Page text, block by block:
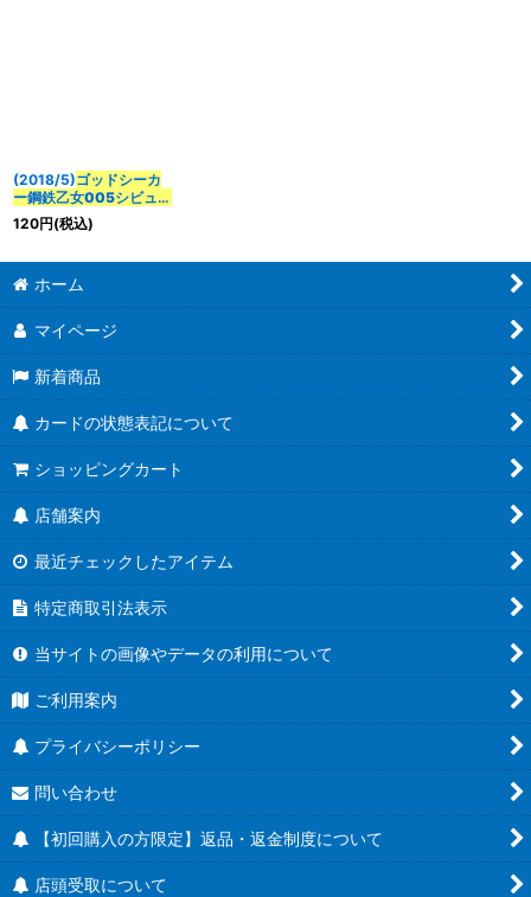
(2018/5)ゴッドシーカ
ー鋼鉄乙女005シビュラ
【C】{BS46-042}
《白》
120円(税込)
ホーム
マイページ
新着商品
カードの状態表記について
ショッピングカート
店舗案内
最近チェックしたアイテム
特定商取引法表示
当サイトの画像やデータの利用について
ご利用案内
プライバシーポリシー
問い合わせ
【初回購入の方限定】返品・返金制度について
店頭受取について